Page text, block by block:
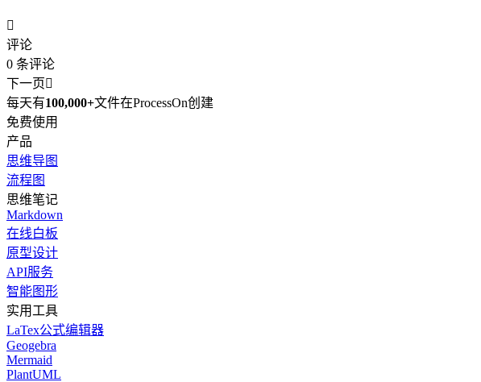

评论
0 条评论
下一页
每天有100,000+文件在ProcessOn创建
免费使用
产品
思维导图
流程图
思维笔记
Markdown
在线白板
原型设计
API服务
智能图形
实用工具
LaTex公式编辑器
Geogebra
Mermaid
PlantUML